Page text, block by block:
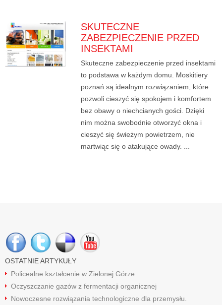
SKUTECZNE
ZABEZPIECZENIE PRZED
INSEKTAMI
Skuteczne zabezpieczenie przed insektami
to podstawa w każdym domu. Moskitiery
poznań są idealnym rozwiązaniem, które
pozwoli cieszyć się spokojem i komfortem
bez obawy o niechcianych gości. Dzięki
nim można swobodnie otworzyć okna i
cieszyć się świeżym powietrzem, nie
martwiąc się o atakujące owady. ...
OSTATNIE ARTYKUŁY
Policealne kształcenie w Zielonej Górze
Oczyszczanie gazów z fermentacji organicznej
Nowoczesne rozwiązania technologiczne dla przemysłu.